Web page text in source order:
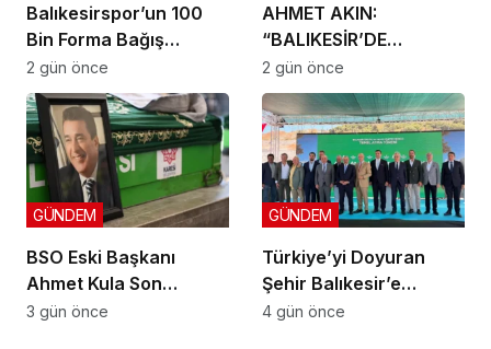
Balıkesirspor’un 100
Bin Forma Bağış
Kampanyası 10 Bin
Formada Kaldı!
2 gün önce
AHMET AKIN:
“BALIKESİR’DE
DOKUNMADIĞIMIZ İLÇE
KALMAYACAK”
2 gün önce
BSO Eski Başkanı
Ahmet Kula Son
Yolculuğuna Uğurlandı
GÜNDEM
3 gün önce
Türkiye’yi Doyuran
Şehir Balıkesir’e
Fransız Devinden Yeni
GÜNDEM
4 gün önce